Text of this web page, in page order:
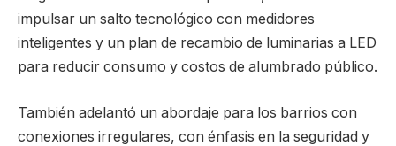
impulsar un salto tecnológico con medidores
inteligentes y un plan de recambio de luminarias a LED
para reducir consumo y costos de alumbrado público.
También adelantó un abordaje para los barrios con
conexiones irregulares, con énfasis en la seguridad y